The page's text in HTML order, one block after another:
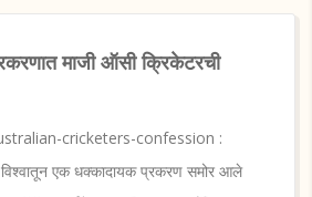
माजी ऑसी क्रिकेटरची
cricketers-confession :
एक धक्कादायक प्रकरण समोर आले